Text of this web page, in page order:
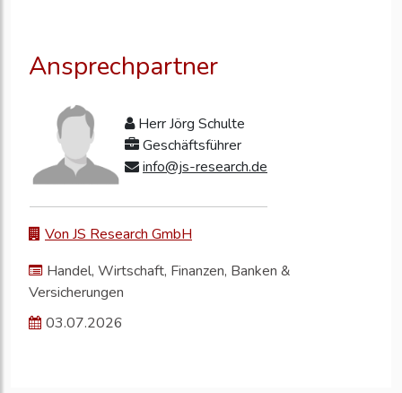
Ansprechpartner
Herr Jörg Schulte
Geschäftsführer
info@js-research.de
Von JS Research GmbH
Handel, Wirtschaft, Finanzen, Banken &
Versicherungen
03.07.2026